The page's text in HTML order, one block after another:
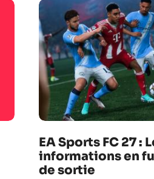
EA Sports FC 27 :
informations en
de sortie